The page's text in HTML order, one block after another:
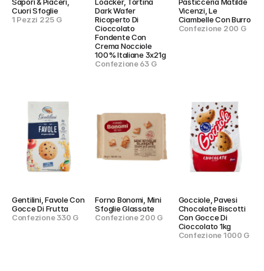
Cuori Sfoglie
1 Pezzi 225 G
Dark Wafer
Ricoperto Di
Cioccolato
Fondente Con
Crema Nocciole
100% Italiane 3x21g
Confezione 63 G
Vicenzi, Le
Ciambelle Con Burro
Confezione 200 G
Gentilini, Favole Con
Gocce Di Frutta
Confezione 330 G
Forno Bonomi, Mini
Sfoglie Glassate
Confezione 200 G
Gocciole, Pavesi
Chocolate Biscotti
Con Gocce Di
Cioccolato 1kg
Confezione 1000 G